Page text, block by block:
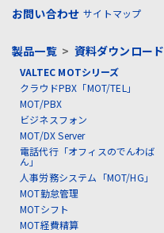
お問い合わせ サイトマップ
製品一覧> 資料ダウンロード
VALTEC MOTシリーズ
クラウドPBX「MOT/TEL」
MOT/PBX
ビジネスフォン
MOT/DX Server
電話代行「オフィスのでんわば
ん」
人事労務システム「MOT/HG」
MOT勤怠管理
MOTシフト
MOT経費精算